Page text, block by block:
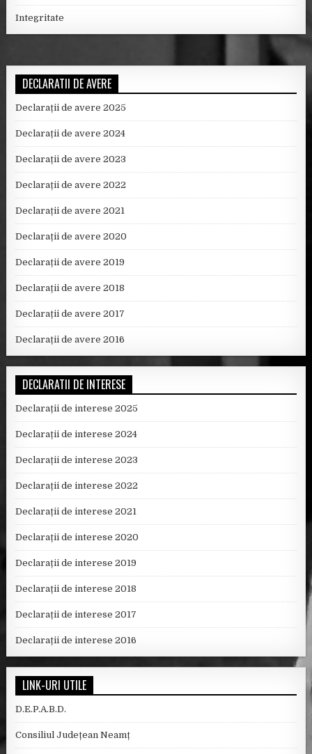
Integritate
DECLARATII DE AVERE
Declarații de avere 2025
Declarații de avere 2024
Declarații de avere 2023
Declarații de avere 2022
Declarații de avere 2021
Declarații de avere 2020
Declarații de avere 2019
Declarații de avere 2018
Declarații de avere 2017
Declarații de avere 2016
DECLARATII DE INTERESE
Declarații de interese 2025
Declarații de interese 2024
Declarații de interese 2023
Declarații de interese 2022
Declarații de interese 2021
Declarații de interese 2020
Declarații de interese 2019
Declarații de interese 2018
Declarații de interese 2017
Declarații de interese 2016
LINK-URI UTILE
D.E.P.A.B.D.
Consiliul Județean Neamț